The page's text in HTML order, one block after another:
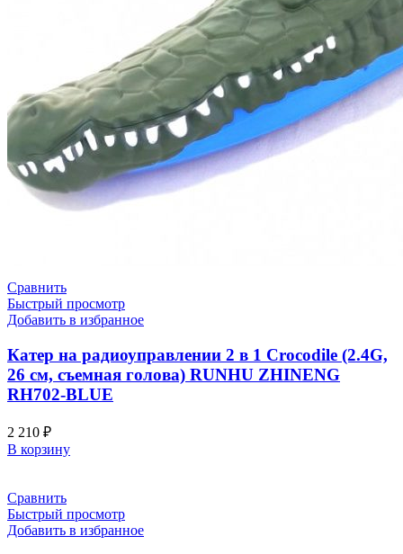
Сравнить
Быстрый просмотр
Добавить в избранное
Катер на радиоуправлении 2 в 1 Crocodile (2.4G,
26 см, съемная голова) RUNHU ZHINENG
RH702-BLUE
2 210 ₽
В корзину
Сравнить
Быстрый просмотр
Добавить в избранное